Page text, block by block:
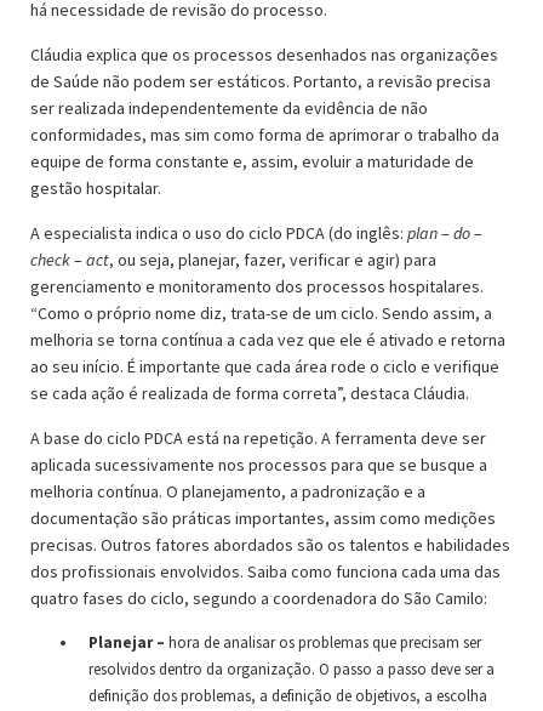
há necessidade de revisão do processo.
Cláudia explica que os processos desenhados nas organizações
de Saúde não podem ser estáticos. Portanto, a revisão precisa
ser realizada independentemente da evidência de não
conformidades, mas sim como forma de aprimorar o trabalho da
equipe de forma constante e, assim, evoluir a maturidade de
gestão hospitalar.
A especialista indica o uso do ciclo PDCA (do inglês: plan–do–
check–act, ou seja, planejar, fazer, verificar e agir) para
gerenciamento e monitoramento dos processos hospitalares.
“Como o próprio nome diz, trata-se de um ciclo. Sendo assim, a
melhoria se torna contínua a cada vez que ele é ativado e retorna
ao seu início. É importante que cada área rode o ciclo e verifique
se cada ação é realizada de forma correta”, destaca Cláudia.
A base do ciclo PDCA está na repetição. A ferramenta deve ser
aplicada sucessivamente nos processos para que se busque a
melhoria contínua. O planejamento, a padronização e a
documentação são práticas importantes, assim como medições
precisas. Outros fatores abordados são os talentos e habilidades
dos profissionais envolvidos. Saiba como funciona cada uma das
quatro fases do ciclo, segundo a coordenadora do São Camilo:
Planejar – hora de analisar os problemas que precisam ser
resolvidos dentro da organização. O passo a passo deve ser a
definição dos problemas, a definição de objetivos, a escolha